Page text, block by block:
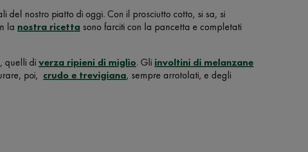
del nostro piatto di oggi. Con il prosciutto cotto, si sa, si
la nostra ricetta sono farciti con la pancetta e completati
quelli di verza ripieni di miglio. Gli involtini di melanzane
poi, crudo e trevigiana, sempre arrotolati, e degli